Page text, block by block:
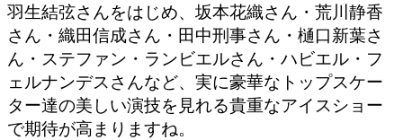
羽生結弦さんをはじめ、坂本花織さん・荒川静香
さん・織田信成さん・田中刑事さん・樋口新葉さ
ん・ステファン・ランビエルさん・ハビエル・フ
ェルナンデスさんなど、実に豪華なトップスケー
ター達の美しい演技を見れる貴重なアイスショー
で期待が高まりますね。